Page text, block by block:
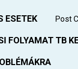
ESETEK Post
FOLYAMAT TB